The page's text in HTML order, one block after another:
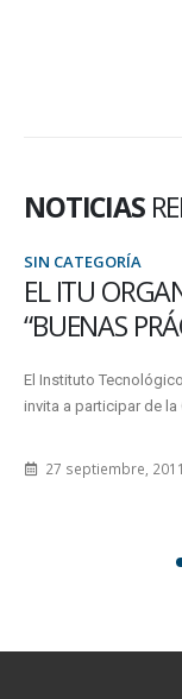
NOTICIAS
SIN CATEGORÍA
EL ITU
“BUENAS
El Instituto
invita a participar de la
27 septiembre, 2011